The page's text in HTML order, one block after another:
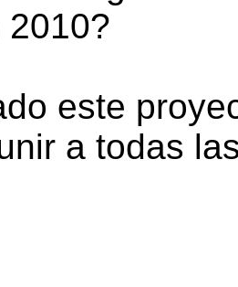
2010?
este
a todas